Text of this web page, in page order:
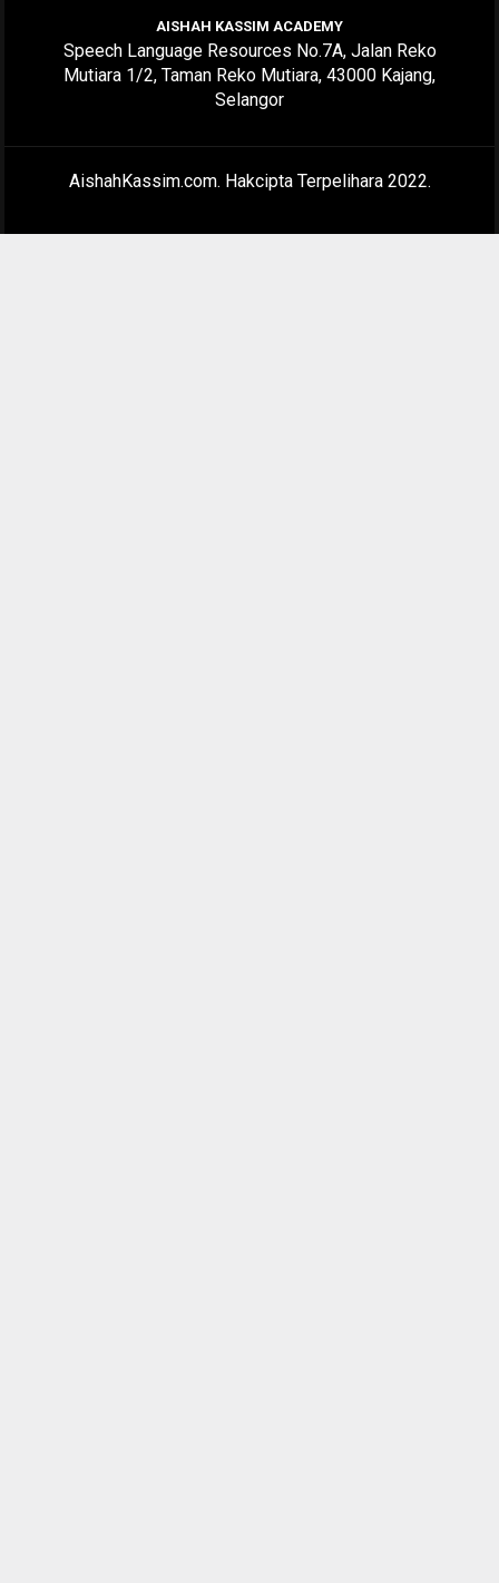
AISHAH KASSIM ACADEMY
Speech Language Resources No.7A, Jalan Reko
Mutiara 1/2, Taman Reko Mutiara, 43000 Kajang,
Selangor
AishahKassim.com. Hakcipta Terpelihara 2022.